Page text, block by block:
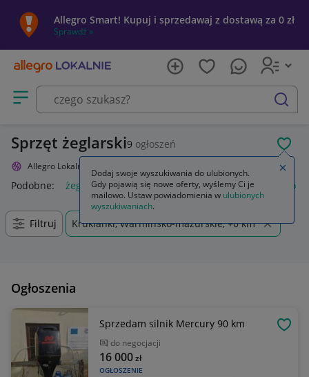
Allegro Smart! Kupuj i sprzedawaj z dostawą za 0 zł
Sprawdź »
Otwórz menu z kategoriami
szukaj
Sprzęt żeglarski9 ogłoszeń
Allegro Lokalnie Żeglarstwo
Podobne: żeglarstwo marynistyka żeglarstwo kuglarstwo
Filtruj Kruklanki, Warmińsko-mazurskie, +0 km
Ogłoszenia
Sprzedam silnik Mercury 90 km
do negocjacji
OGŁOSZENIE
16 000zł
Dodaj swoje wyszukiwania do ulubionych.
Gdy pojawią się nowe oferty, wyślemy Ci je
mailowo. Ustaw powiadomienia w ulubionych
wyszukiwaniach.